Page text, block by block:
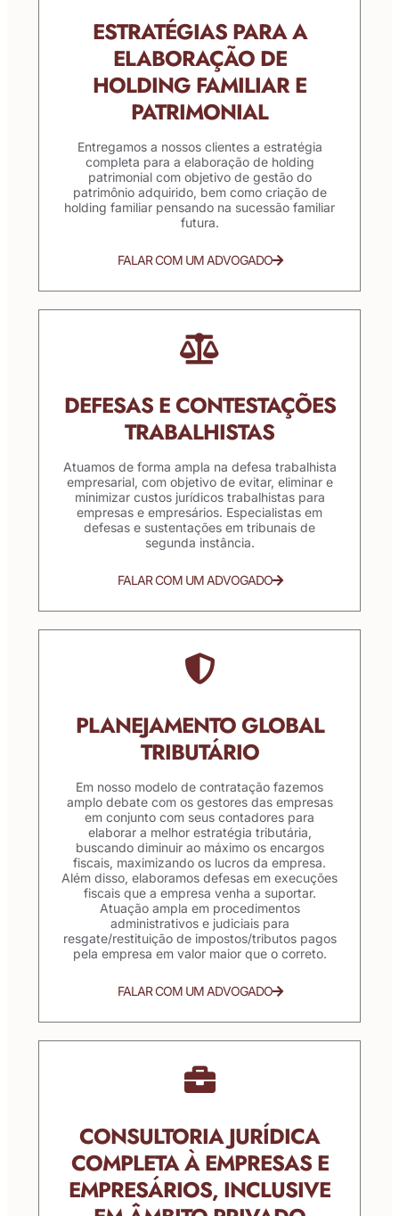
ESTRATÉGIAS PARA A
ELABORAÇÃO DE
HOLDING FAMILIAR E
PATRIMONIAL
Entregamos a nossos clientes a estratégia
completa para a elaboração de holding
patrimonial com objetivo de gestão do
patrimônio adquirido, bem como criação de
holding familiar pensando na sucessão familiar
futura.
FALAR COM UM ADVOGADO
DEFESAS E CONTESTAÇÕES
TRABALHISTAS
Atuamos de forma ampla na defesa trabalhista
empresarial, com objetivo de evitar, eliminar e
minimizar custos jurídicos trabalhistas para
empresas e empresários. Especialistas em
defesas e sustentações em tribunais de
segunda instância.
FALAR COM UM ADVOGADO
PLANEJAMENTO GLOBAL
TRIBUTÁRIO
Em nosso modelo de contratação fazemos
amplo debate com os gestores das empresas
em conjunto com seus contadores para
elaborar a melhor estratégia tributária,
buscando diminuir ao máximo os encargos
fiscais, maximizando os lucros da empresa.
Além disso, elaboramos defesas em execuções
fiscais que a empresa venha a suportar.
Atuação ampla em procedimentos
administrativos e judiciais para
resgate/restituição de impostos/tributos pagos
pela empresa em valor maior que o correto.
FALAR COM UM ADVOGADO
CONSULTORIA JURÍDICA
COMPLETA À EMPRESAS E
EMPRESÁRIOS, INCLUSIVE